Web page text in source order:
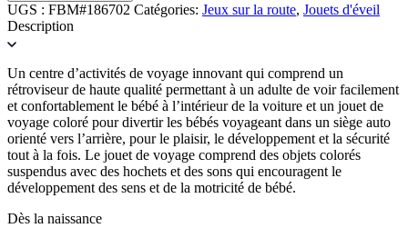
UGS : FBM#186702 Catégories: Jeux sur la route, Jouets d'éveil
Description
Un centre d’activités de voyage innovant qui comprend un
rétroviseur de haute qualité permettant à un adulte de voir facilement
et confortablement le bébé à l’intérieur de la voiture et un jouet de
voyage coloré pour divertir les bébés voyageant dans un siège auto
orienté vers l’arrière, pour le plaisir, le développement et la sécurité
tout à la fois. Le jouet de voyage comprend des objets colorés
suspendus avec des hochets et des sons qui encouragent le
développement des sens et de la motricité de bébé.
Dès la naissance